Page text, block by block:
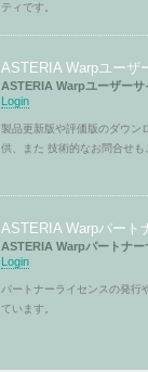
ティです。
ASTERIA Warpユーザ
ASTERIA Warpユーザーサ
Login
製品更新版や評価版のダウン
供、また 技術的なお問合せも
ASTERIA Warpパート
ASTERIA Warpパートナー
Login
パートナーライセンスの発行
ています。